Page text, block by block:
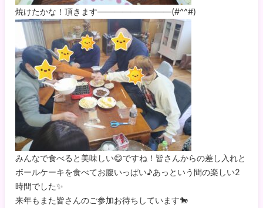
焼けたかな！頂きます―――――――――(#^^#)
みんなで食べると美味しい😋ですね！皆さんからの差し入れと
ボールケーキを食べてお腹いっぱい♪あっという間の楽しい2
時間でした✨
来年もまた皆さんのご参加お待ちしています🐎